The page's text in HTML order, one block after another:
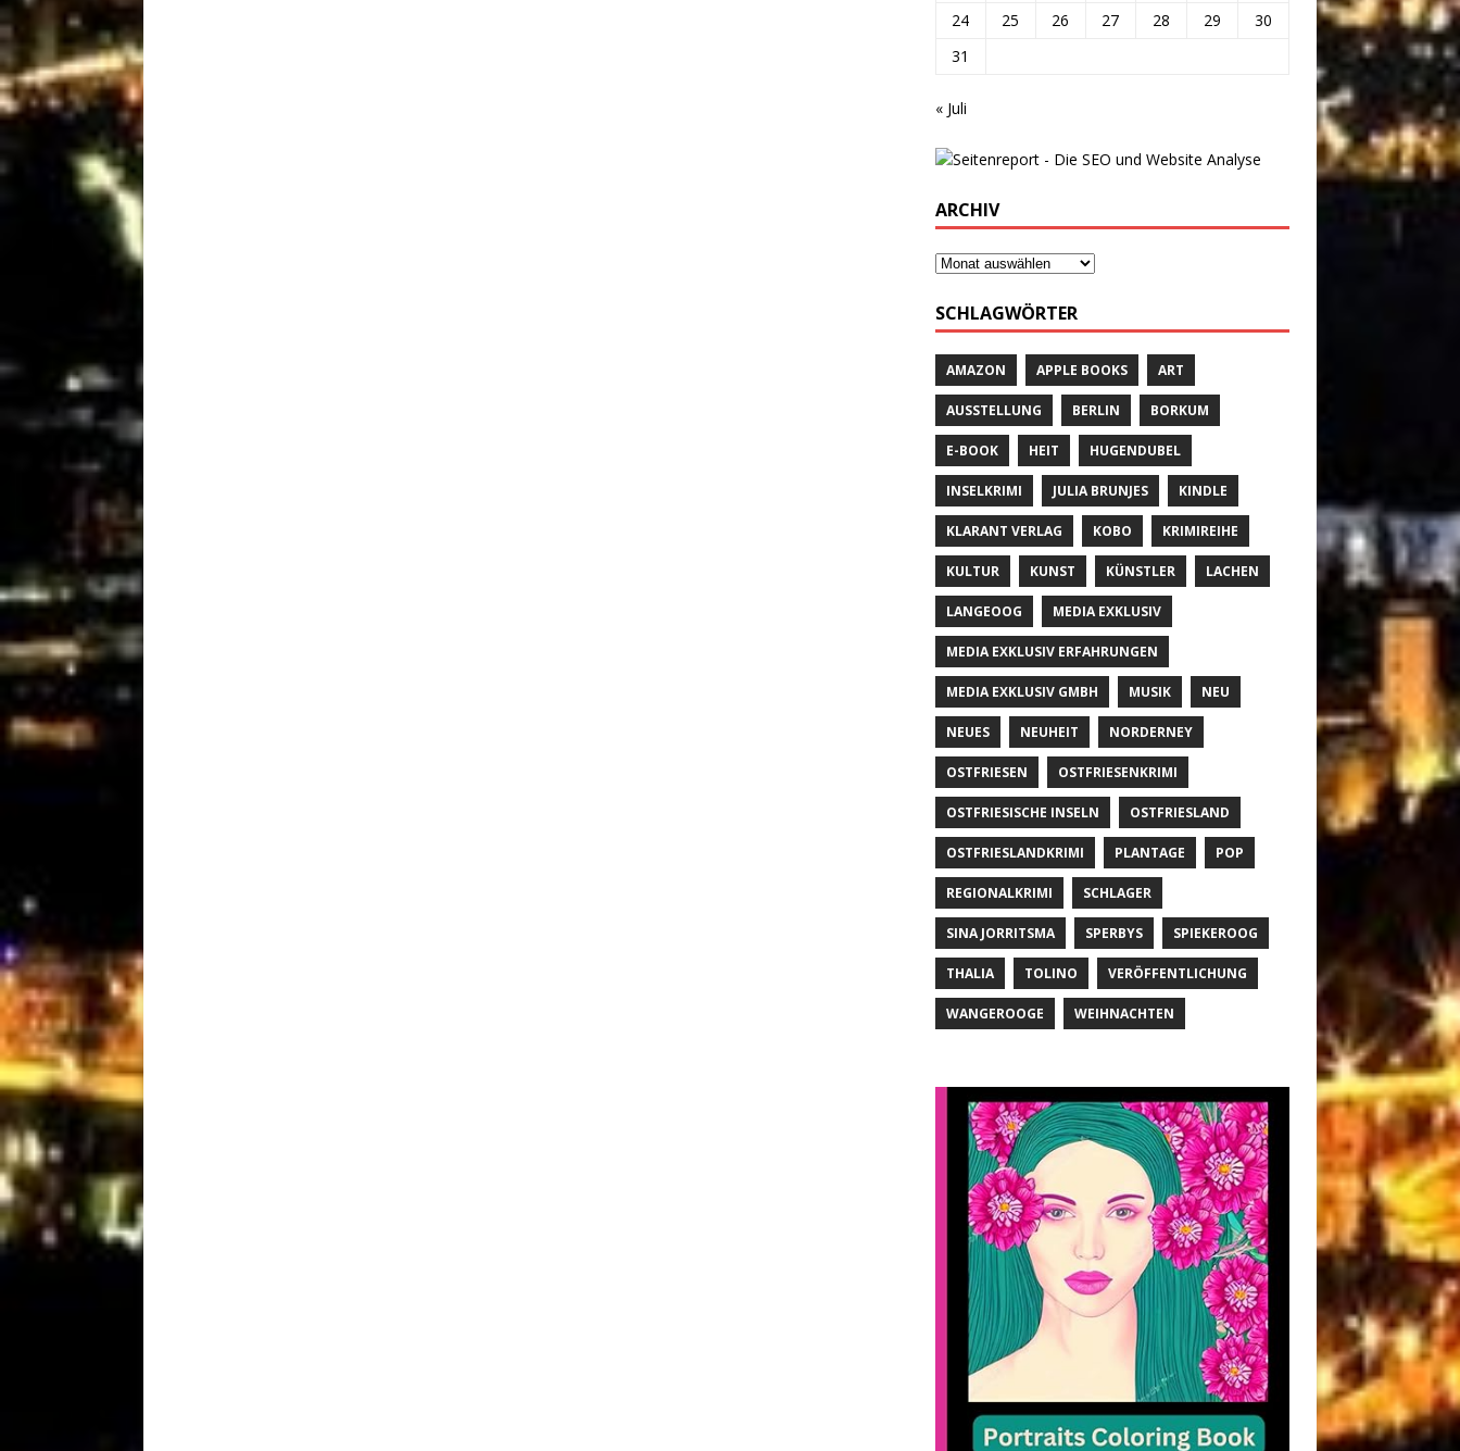
24
25 26 27 28 29
30
31
« Juli
ARCHIV
SCHLAGWÖRTER
AMAZON APPLE BOOKS ART
AUSSTELLUNG BERLIN BORKUM
E-BOOK HEIT HUGENDUBEL
INSELKRIMI JULIA BRUNJES KINDLE
KLARANT VERLAG KOBO KRIMIREIHE
KULTUR KUNST KÜNSTLER LACHEN
LANGEOOG MEDIA EXKLUSIV
MEDIA EXKLUSIV ERFAHRUNGEN
MEDIA EXKLUSIV GMBH MUSIK NEU
NEUES NEUHEIT NORDERNEY
OSTFRIESEN OSTFRIESENKRIMI
OSTFRIESISCHE INSELN OSTFRIESLAND
OSTFRIESLANDKRIMI PLANTAGE POP
REGIONALKRIMI SCHLAGER
SINA JORRITSMA SPERBYS SPIEKEROOG
THALIA TOLINO VERÖFFENTLICHUNG
WANGEROOGE WEIHNACHTEN